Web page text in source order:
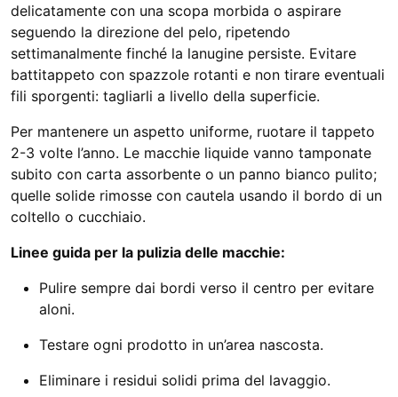
delicatamente con una scopa morbida o aspirare
seguendo la direzione del pelo, ripetendo
settimanalmente finché la lanugine persiste. Evitare
battitappeto con spazzole rotanti e non tirare eventuali
fili sporgenti: tagliarli a livello della superficie.
Per mantenere un aspetto uniforme, ruotare il tappeto
2-3 volte l’anno. Le macchie liquide vanno tamponate
subito con carta assorbente o un panno bianco pulito;
quelle solide rimosse con cautela usando il bordo di un
coltello o cucchiaio.
Linee guida per la pulizia delle macchie:
Pulire sempre dai bordi verso il centro per evitare
aloni.
Testare ogni prodotto in un’area nascosta.
Eliminare i residui solidi prima del lavaggio.